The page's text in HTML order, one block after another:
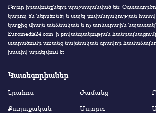
Բոլոր իրավունքները պաշտպանված են։
կարող են ներբեռնել և տպել բովանդակության
կայքից միայն անձնական և ոչ առևտրային
Euromedia24.com-ի բովանդակության
տարածումը առանց նախնական գրավոր
խստիվ արգելվում է:
Կատեգորիաներ
Լրահոս
Քաղաքական
Ժամանց
Սպորտ